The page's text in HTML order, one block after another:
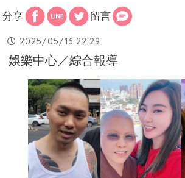
分享 留言
2025/05/16 22:29
娛樂中心／綜合報導